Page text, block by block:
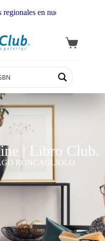
en nuestra librería
| Libro Club.
RONCAGLIOLO